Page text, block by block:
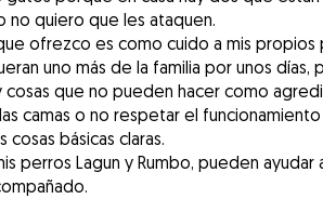
no quiero que les ataquen.
ofrezco es como cuido a mis
uno más de la familia por unos días,
cosas que no pueden hacer como
camas o no respetar el funcionamiento
cosas básicas claras.
perros Lagun y Rumbo, pueden